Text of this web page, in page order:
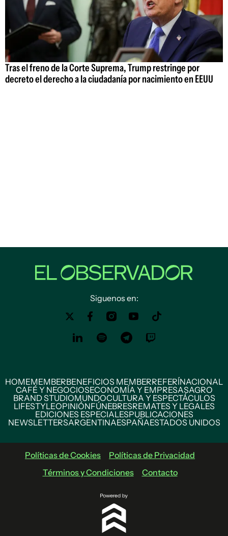
Tras el freno de la Corte Suprema, Trump restringe por
decreto el derecho a la ciudadanía por nacimiento en EEUU
Siguenos en:
HOMEMEMBERBENEFICIOS MEMBERREFERÍNACIONAL
CAFÉ Y NEGOCIOSECONOMÍA Y EMPRESASAGRO
BRAND STUDIOMUNDOCULTURA Y ESPECTÁCULOS
LIFESTYLEOPINIÓNFÚNEBRESREMATES Y LEGALES
EDICIONES ESPECIALESPUBLICACIONES
NEWSLETTERSARGENTINAESPAÑAESTADOS UNIDOS
Políticas de Cookies
Políticas de Privacidad
Términos y Condiciones
Contacto